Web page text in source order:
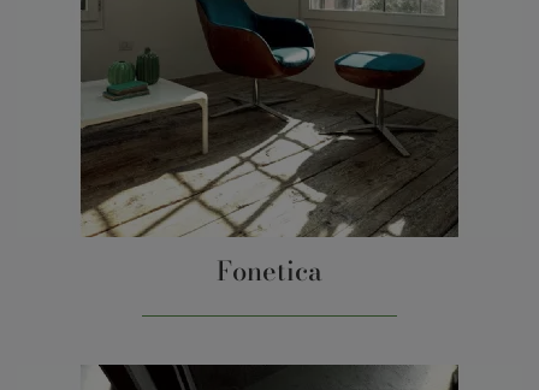
Fonetica